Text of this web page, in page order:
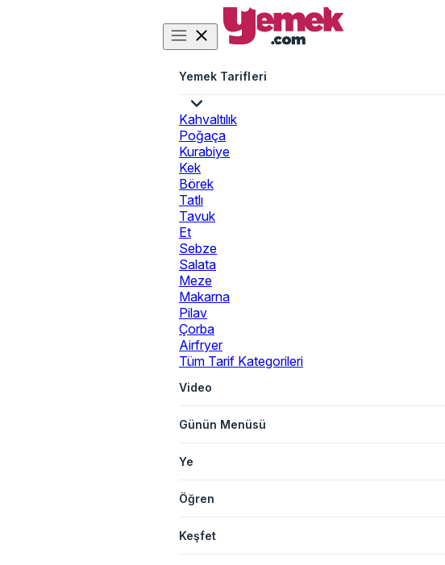
Yemek Tarifleri
Kahvaltılık
Poğaça
Kurabiye
Kek
Börek
Tatlı
Tavuk
Et
Sebze
Salata
Meze
Makarna
Pilav
Çorba
Airfryer
Tüm Tarif Kategorileri
Video
Günün Menüsü
Ye
Öğren
Keşfet